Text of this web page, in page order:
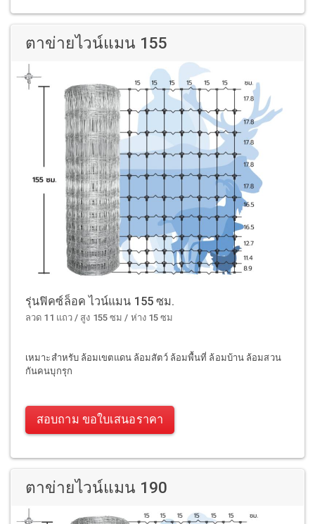
ตาข่ายไวน์แมน 155
รุ่นฟิคซ์ล็อค ไวน์แมน 155 ซม.
ลวด 11 แถว / สูง 155 ซม / ห่าง 15 ซม
เหมาะสำหรับ ล้อมเขตแดน ล้อมสัตว์ ล้อมพื้นที่ ล้อมบ้าน ล้อมสวน
กันคนบุกรุก
สอบถาม ขอใบเสนอราคา
ตาข่ายไวน์แมน 190